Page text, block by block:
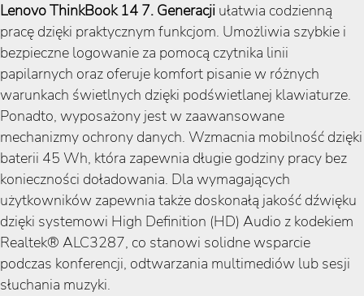
Lenovo ThinkBook 14 7. Generacji ułatwia codzienną
pracę dzięki praktycznym funkcjom. Umożliwia szybkie i
bezpieczne logowanie za pomocą czytnika linii
papilarnych oraz oferuje komfort pisanie w różnych
warunkach świetlnych dzięki podświetlanej klawiaturze.
Ponadto, wyposażony jest w zaawansowane
mechanizmy ochrony danych. Wzmacnia mobilność dzięki
baterii 45 Wh, która zapewnia długie godziny pracy bez
konieczności doładowania. Dla wymagających
użytkowników zapewnia także doskonałą jakość dźwięku
dzięki systemowi High Definition (HD) Audio z kodekiem
Realtek® ALC3287, co stanowi solidne wsparcie
podczas konferencji, odtwarzania multimediów lub sesji
słuchania muzyki.